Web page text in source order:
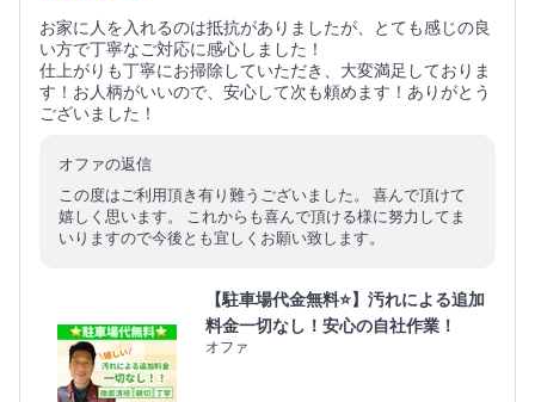
お家に人を入れるのは抵抗がありましたが、とても感じの良
い方で丁寧なご対応に感心しました！
仕上がりも丁寧にお掃除していただき、大変満足しておりま
す！お人柄がいいので、安心して次も頼めます！ありがとう
ございました！
オファの返信
この度はご利用頂き有り難うございました。 喜んで頂けて
嬉しく思います。 これからも喜んで頂ける様に努力してま
いりますので今後とも宜しくお願い致します。
【駐車場代金無料⭐️】汚れによる追加
料金一切なし！安心の自社作業！
オファ